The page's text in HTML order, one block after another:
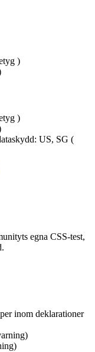
)
)
US, SG (
egna CSS-test,
inom deklarationer